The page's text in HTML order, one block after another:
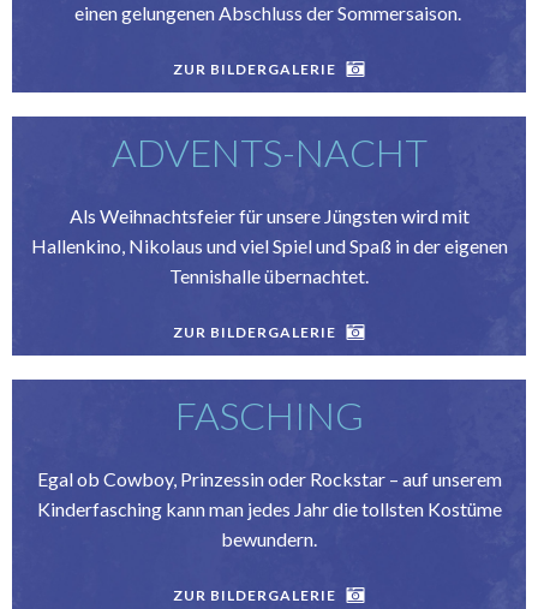
einen gelungenen Abschluss der Sommersaison.
ZUR BILDERGALERIE
ADVENTS-NACHT
Als Weihnachtsfeier für unsere Jüngsten wird mit
Hallenkino, Nikolaus und viel Spiel und Spaß in der eigenen
Tennishalle übernachtet.
ZUR BILDERGALERIE
FASCHING
Egal ob Cowboy, Prinzessin oder Rockstar – auf unserem
Kinderfasching kann man jedes Jahr die tollsten Kostüme
bewundern.
ZUR BILDERGALERIE